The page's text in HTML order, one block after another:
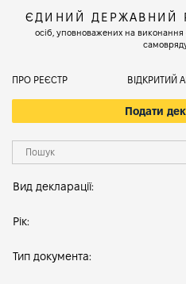
ЄДИНИЙ ДЕРЖАВНИЙ
осіб, уповноважених на
ПРО РЕЄСТР ВІДКРИТИЙ
Подати
Вид декларації:
Рік:
Тип документа: